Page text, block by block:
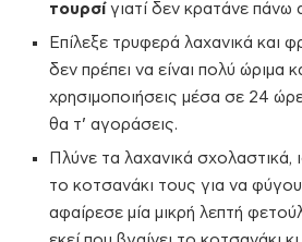
τουρσί γιατί δεν κρατάνε πάνω
Επίλεξε τρυφερά λαχανικά και
δεν πρέπει να είναι πολύ ώριμα
χρησιμοποιήσεις μέσα σε 24
θα τ’ αγοράσεις.
Πλύνε τα λαχανικά σχολαστικά,
το κοτσανάκι τους για να
αφαίρεσε μία μικρή λεπτή